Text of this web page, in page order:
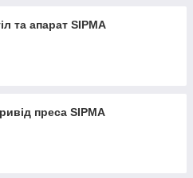
та апарат SIPMA
преса SIPMA